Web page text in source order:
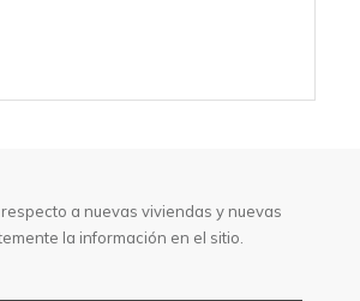
a nuevas viviendas y nuevas
la información en el sitio.